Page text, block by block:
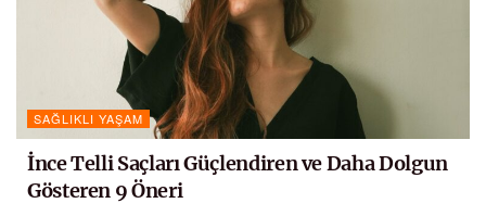
SAĞLIKLI YAŞAM
İnce Telli Saçları Güçlendiren ve Daha Dolgun
Gösteren 9 Öneri